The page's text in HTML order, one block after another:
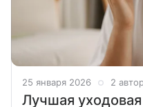
25 января 2026 2
Лучшая